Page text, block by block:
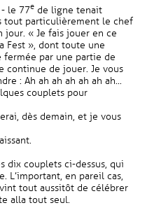
le 77e de ligne tenait
tout particulièrement le chef
jour. « Je fais jouer en ce
Fest », dont toute une
par une partie de
continue de jouer. Je vous
: Ah ah ah ah ah ah ah...
couplets pour
dès demain, et je vous
dix couplets ci-dessus, qui
L’important, en pareil cas,
tout aussitôt de célébrer
alla tout seul.